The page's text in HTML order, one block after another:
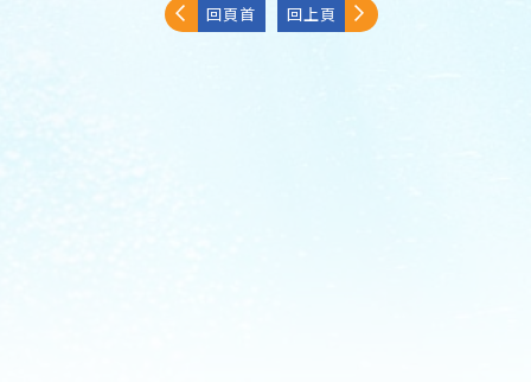
回頁首 回上頁